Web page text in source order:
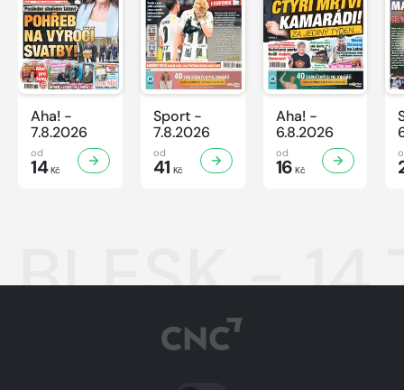
Aha! -
7.8.2026
od
14Kč
Sport -
7.8.2026
od
41 Kč
Aha! -
6.8.2026
od
16 Kč
BLESK -